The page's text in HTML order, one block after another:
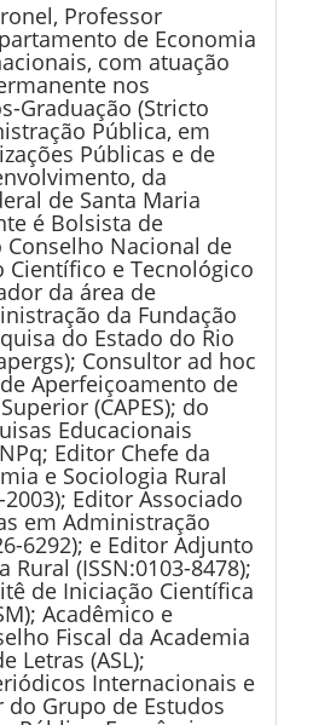
Professor
de Economia
com atuação
nos
Graduação (Stricto
Pública, em
Públicas e de
da
de Santa Maria
é Bolsista de
Nacional de
Científico e Tecnológico
da área de
da Fundação
do Estado do Rio
Consultor ad hoc
Aperfeiçoamento de
(CAPES); do
Educacionais
Editor Chefe da
e Sociologia Rural
2003); Editor Associado
em Administração
6292); e Editor Adjunto
Rural (ISSN:0103-8478);
de Iniciação Científica
Acadêmico e
Fiscal da Academia
Letras (ASL);
Internacionais e
do Grupo de Estudos